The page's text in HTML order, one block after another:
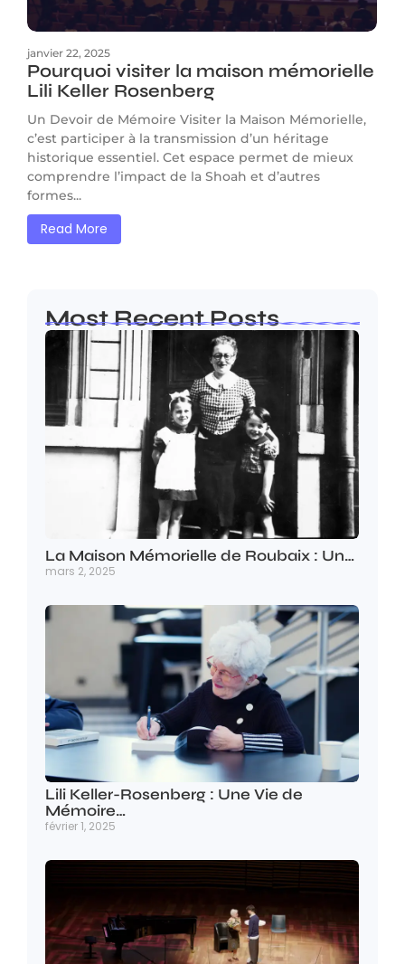
janvier 22, 2025
Pourquoi visiter la maison mémorielle
Lili Keller Rosenberg
Un Devoir de Mémoire Visiter la Maison Mémorielle,
c’est participer à la transmission d’un héritage
historique essentiel. Cet espace permet de mieux
comprendre l’impact de la Shoah et d’autres
formes...
Read More
Most Recent Posts
La Maison Mémorielle de Roubaix : Un…
mars 2, 2025
Lili Keller-Rosenberg : Une Vie de
Mémoire…
février 1, 2025